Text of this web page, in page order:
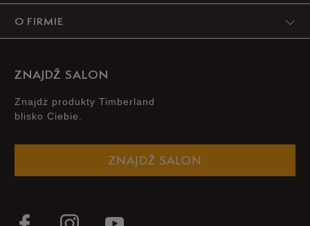
O FIRMIE
ZNAJDŹ SALON
Znajdż produkty Timberland
blisko Ciebie.
ZNAJDŹ SALON